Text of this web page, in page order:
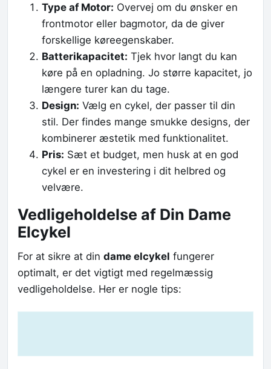
Type af Motor: Overvej om du ønsker en
frontmotor eller bagmotor, da de giver
forskellige køreegenskaber.
Batterikapacitet: Tjek hvor langt du kan
køre på en opladning. Jo større kapacitet, jo
længere turer kan du tage.
Design: Vælg en cykel, der passer til din
stil. Der findes mange smukke designs, der
kombinerer æstetik med funktionalitet.
Pris: Sæt et budget, men husk at en god
cykel er en investering i dit helbred og
velvære.
Vedligeholdelse af Din Dame
Elcykel
For at sikre at din dame elcykel fungerer
optimalt, er det vigtigt med regelmæssig
vedligeholdelse. Her er nogle tips: